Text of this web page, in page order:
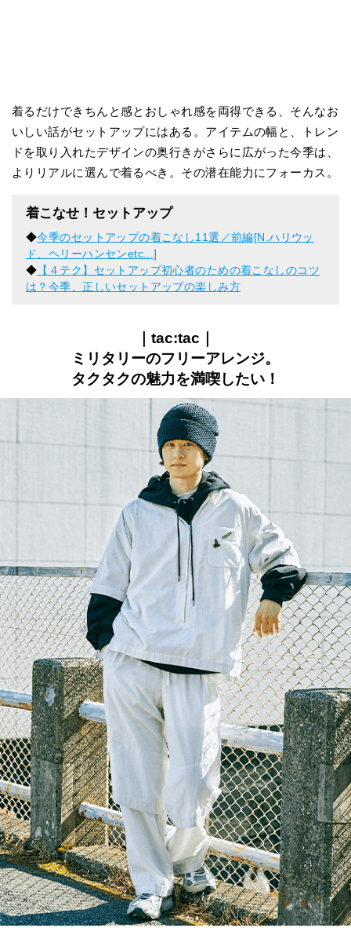
着るだけできちんと感とおしゃれ感を両得できる、そんなお
いしい話がセットアップにはある。アイテムの幅と、トレン
ドを取り入れたデザインの奥行きがさらに広がった今季は、
よりリアルに選んで着るべき。その潜在能力にフォーカス。
着こなせ！セットアップ
◆今季のセットアップの着こなし11選／前編[N.ハリウッ
ド、ヘリーハンセンetc...]
◆ 【４テク】セットアップ初心者のための着こなしのコツ
は？今季、正しいセットアップの楽しみ方
｜tac:tac｜
ミリタリーのフリーアレンジ。
タクタクの魅力を満喫したい！